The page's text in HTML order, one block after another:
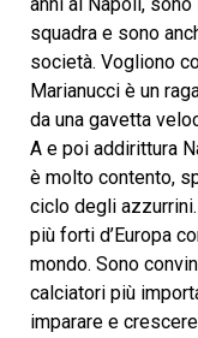
squadra e sono
società. Vogliono
Marianucci è un
da una gavetta
A e poi addirittura
è molto contento,
ciclo degli
più forti d’Europa
mondo. Sono
calciatori più
imparare e